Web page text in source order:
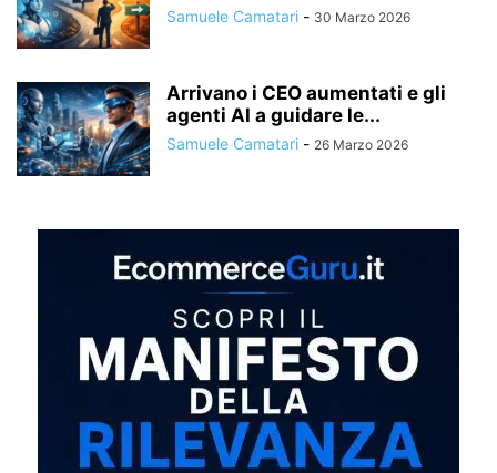
Samuele Camatari - 30 Marzo 2026
Arrivano i CEO aumentati e gli
agenti AI a guidare le...
Samuele Camatari - 26 Marzo 2026